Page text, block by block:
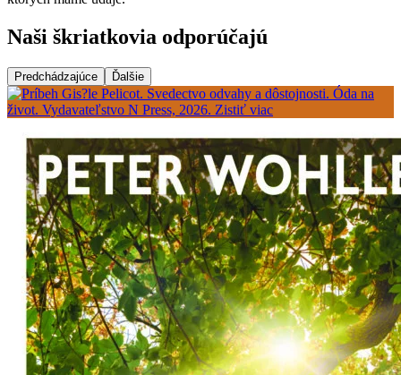
Naši škriatkovia odporúčajú
Predchádzajúce Ďalšie